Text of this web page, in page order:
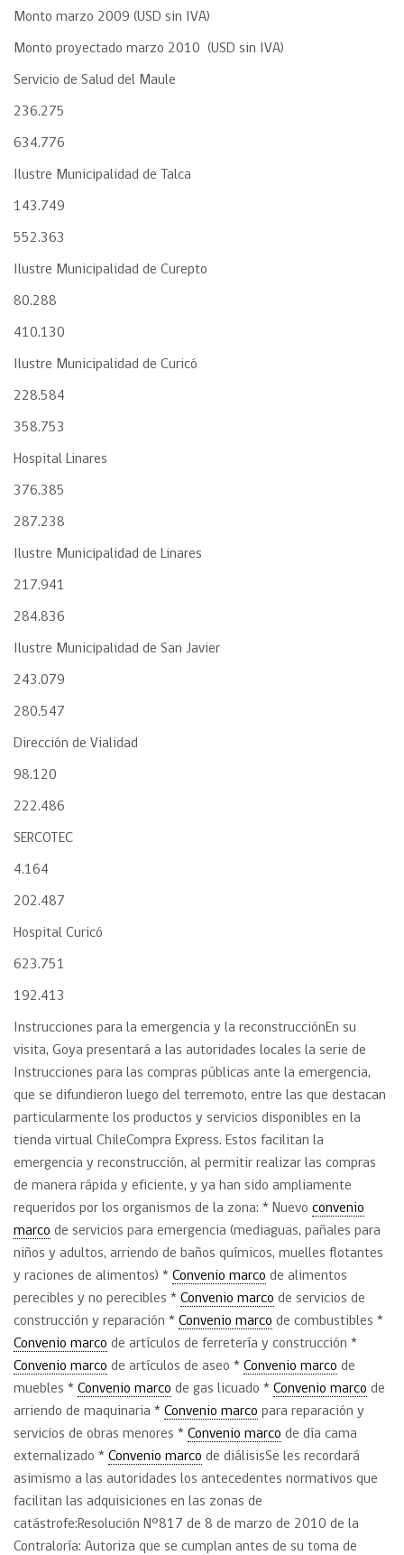
Monto marzo 2009 (USD sin IVA)
Monto proyectado marzo 2010 (USD sin IVA)
Servicio de Salud del Maule
236.275
634.776
Ilustre Municipalidad de Talca
143.749
552.363
Ilustre Municipalidad de Curepto
80.288
410.130
Ilustre Municipalidad de Curicó
228.584
358.753
Hospital Linares
376.385
287.238
Ilustre Municipalidad de Linares
217.941
284.836
Ilustre Municipalidad de San Javier
243.079
280.547
Dirección de Vialidad
98.120
222.486
SERCOTEC
4.164
202.487
Hospital Curicó
623.751
192.413
Instrucciones para la emergencia y la reconstrucciónEn su
visita, Goya presentará a las autoridades locales la serie de
Instrucciones para las compras públicas ante la emergencia,
que se difundieron luego del terremoto, entre las que destacan
particularmente los productos y servicios disponibles en la
tienda virtual ChileCompra Express. Estos facilitan la
emergencia y reconstrucción, al permitir realizar las compras
de manera rápida y eficiente, y ya han sido ampliamente
requeridos por los organismos de la zona: * Nuevo convenio
marco de servicios para emergencia (mediaguas, pañales para
niños y adultos, arriendo de baños químicos, muelles flotantes
y raciones de alimentos) * Convenio marco de alimentos
perecibles y no perecibles * Convenio marco de servicios de
construcción y reparación * Convenio marco de combustibles *
Convenio marco de artículos de ferretería y construcción *
Convenio marco de artículos de aseo * Convenio marco de
muebles * Convenio marco de gas licuado * Convenio marco de
arriendo de maquinaria * Convenio marco para reparación y
servicios de obras menores * Convenio marco de día cama
externalizado * Convenio marco de diálisisSe les recordará
asimismo a las autoridades los antecedentes normativos que
facilitan las adquisiciones en las zonas de
catástrofe:Resolución N°817 de 8 de marzo de 2010 de la
Contraloría: Autoriza que se cumplan antes de su toma de